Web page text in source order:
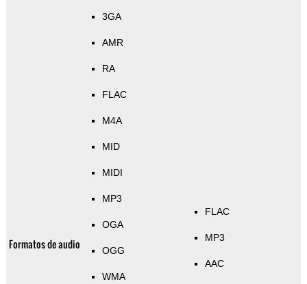
Formatos de audio
3GA
AMR
RA
FLAC
M4A
MID
MIDI
MP3
OGA
OGG
WMA
FLAC
MP3
AAC